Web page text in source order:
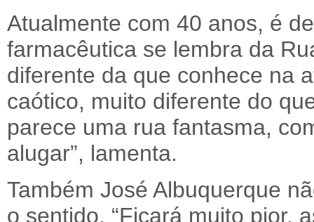
Atualmente com 40 anos, é
farmacêutica se lembra da
diferente da que conhece na
caótico, muito diferente do
parece uma rua fantasma,
alugar”, lamenta.
Também José Albuquerque
o sentido. “Ficará muito pior,